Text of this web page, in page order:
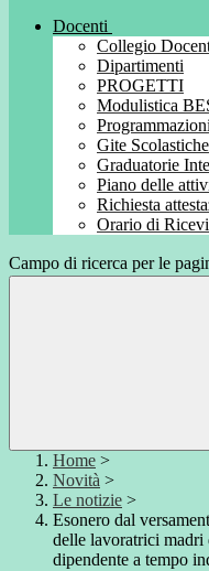
Docenti
Collegio
Dipartimenti
PROGETTI
Modulistica
Gite Scolastiche
Graduatorie
Piano delle
Richiesta
Orario di
Campo di ricerca per le
Home >
Novità >
Le notizie >
Esonero dal
delle lavoratrici
dipendente a tempo